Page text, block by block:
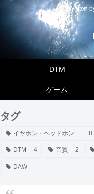
Written
DTM
ゲーム
タグ
イヤホン・ヘッドホン 8
DTM 4 音質 2
DAW